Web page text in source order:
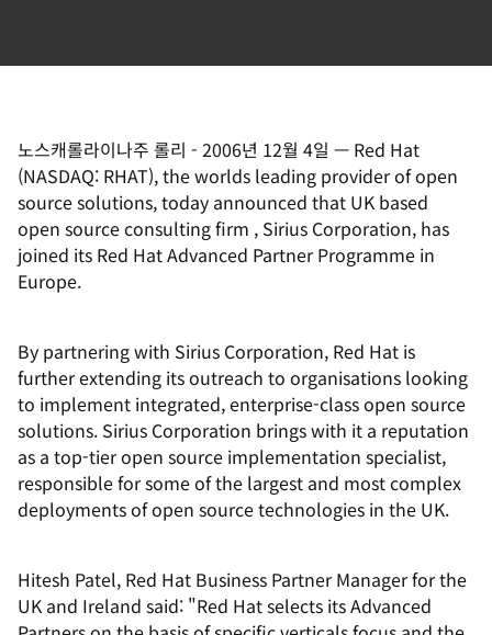
노스캐롤라이나주 롤리 - 2006년 12월 4일 — Red Hat
(NASDAQ: RHAT), the worlds leading provider of open
source solutions, today announced that UK based
open source consulting firm , Sirius Corporation, has
joined its Red Hat Advanced Partner Programme in
Europe.
By partnering with Sirius Corporation, Red Hat is
further extending its outreach to organisations looking
to implement integrated, enterprise-class open source
solutions. Sirius Corporation brings with it a reputation
as a top-tier open source implementation specialist,
responsible for some of the largest and most complex
deployments of open source technologies in the UK.
Hitesh Patel, Red Hat Business Partner Manager for the
UK and Ireland said: "Red Hat selects its Advanced